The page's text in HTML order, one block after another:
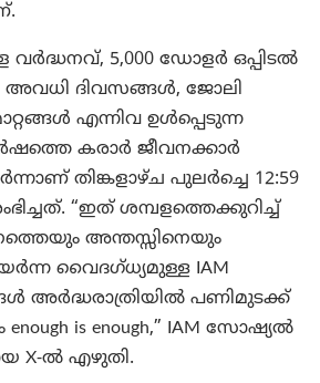
വർദ്ധനവ്, 5,000 ഡോളർ ഒപ്പിടൽ
ദിവസങ്ങൾ, ജോലി
എന്നിവ ഉൾപ്പെടുന്ന
കരാർ ജീവനക്കാര്‍
തിങ്കളാഴ്ച പുലർച്ചെ 12:59
“ഇത് ശമ്പളത്തെക്കുറിച്ച്
അന്തസ്സിനെയും
വൈദഗ്ധ്യമുള്ള IAM
അർദ്ധരാത്രിയിൽ പണിമുടക്ക്
is enough,” IAM സോഷ്യൽ
X-ൽ എഴുതി.